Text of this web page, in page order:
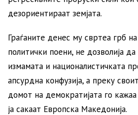
дезориентираат земјата.
Граѓаните денес му свртеа грб
политички поени, не дозволија
измамата и националистичката
апсурдна конфузија, а преку
домот на демократијата го
ја сакаат Европска Македонија.